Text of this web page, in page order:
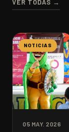
VER TODAS →
NOTICIAS
05 MAY. 2026